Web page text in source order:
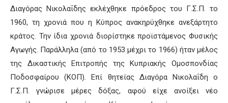
Διαγόρας Νικολαΐδης εκλέχθηκε πρόεδρος του Γ.Σ.Π. το
1960, τη χρονιά που η Κύπρος ανακηρύχθηκε ανεξάρτητο
κράτος. Την ίδια χρονιά διορίστηκε προϊστάμενος Φυσικής
Αγωγής. Παράλληλα (από το 1953 μέχρι το 1966) ήταν μέλος
της Δικαστικής Επιτροπής της Κυπριακής Ομοσπονδίας
Ποδοσφαίρου (ΚΟΠ). Επί θητείας Διαγόρα Νικολαΐδη ο
Γ.Σ.Π. γνώρισε μέρες δόξας, αφού είχε ανοίξει νέο